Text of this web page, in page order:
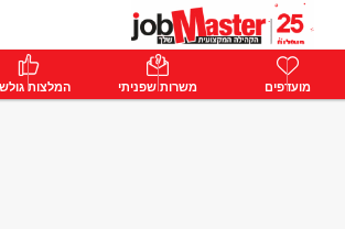
התחבר
מועדפים משרות שפניתי המלצות